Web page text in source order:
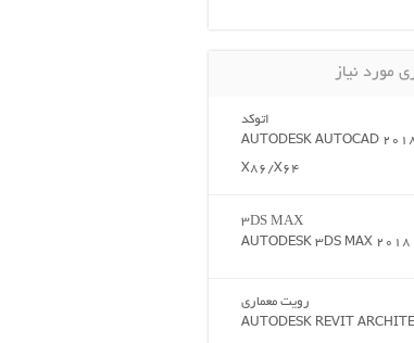
مورد نیاز
اتوکد
AUTODESK AUTOCAD
X86/X64
3DS MAX
AUTODESK 3DS MAX 2018
رویت معماری
AUTODESK REVIT